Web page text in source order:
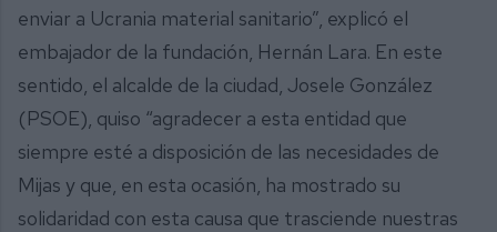
enviar a Ucrania material sanitario”, explicó el
embajador de la fundación, Hernán Lara. En este
sentido, el alcalde de la ciudad, Josele González
(PSOE), quiso “agradecer a esta entidad que
siempre esté a disposición de las necesidades de
Mijas y que, en esta ocasión, ha mostrado su
solidaridad con esta causa que trasciende nuestras